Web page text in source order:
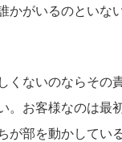
かがいるのといな
くないのならその
お客様なのは最
が部を動かしてい